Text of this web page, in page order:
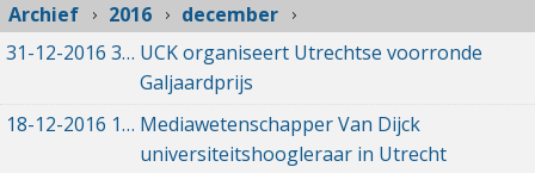
Archief
2016
december
31-12-2016 31-12-2016 12:15
UCK organiseert Utrechtse voorronde
Galjaardprijs
18-12-2016 18-12-2016 10:26
Mediawetenschapper Van Dijck
universiteitshoogleraar in Utrecht